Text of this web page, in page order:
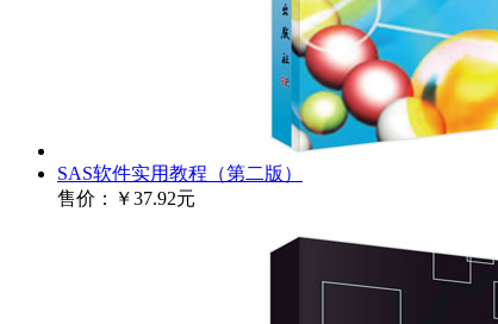
SAS软件实用教程（第二版）
售价：
￥37.92元